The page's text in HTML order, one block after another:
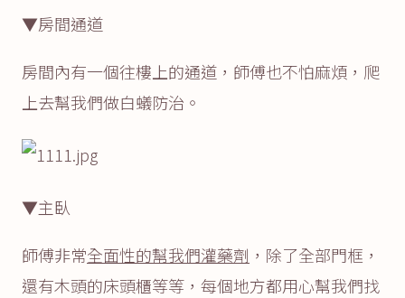
▼房間通道
房間內有一個往樓上的通道，師傅也不怕麻煩，爬
上去幫我們做白蟻防治。
▼主臥
師傅非常全面性的幫我們灌藥劑 ，除了全部門框，
還有木頭的床頭櫃等等，每個地方都用心幫我們找